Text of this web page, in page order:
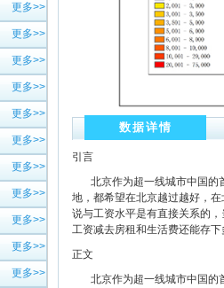
更多>>
更多>>
更多>>
更多>>
更多>>
更多>>
更多>>
更多>>
更多>>
更多>>
更多>>
数据详情
引言
北京作为超一线城市中国的
地，都希望在北京越过越好，
说与工资水平是有直接关系的
工资减去房租和生活费还能存
正文
北京作为超一线城市中国的